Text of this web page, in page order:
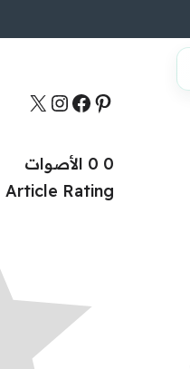
0
0 الأصوات
Article Rating